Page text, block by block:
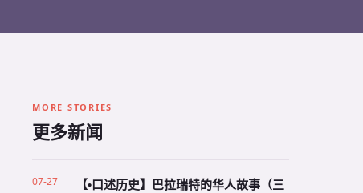
MORE STORIES
更多新闻
07-27
【•口述历史】巴拉瑞特的华人故事（三